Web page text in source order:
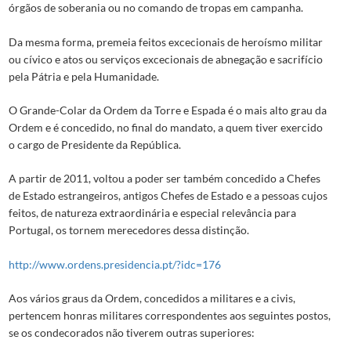
órgãos de soberania ou no comando de tropas em campanha.
Da mesma forma, premeia feitos excecionais de heroísmo militar
ou cívico e atos ou serviços excecionais de abnegação e sacrifício
pela Pátria e pela Humanidade.
O Grande-Colar da Ordem da Torre e Espada é o mais alto grau da
Ordem e é concedido, no final do mandato, a quem tiver exercido
o cargo de Presidente da República.
A partir de 2011, voltou a poder ser também concedido a Chefes
de Estado estrangeiros, antigos Chefes de Estado e a pessoas cujos
feitos, de natureza extraordinária e especial relevância para
Portugal, os tornem merecedores dessa distinção.
http://www.ordens.presidencia.pt/?idc=176
Aos vários graus da Ordem, concedidos a militares e a civis,
pertencem honras militares correspondentes aos seguintes postos,
se os condecorados não tiverem outras superiores: